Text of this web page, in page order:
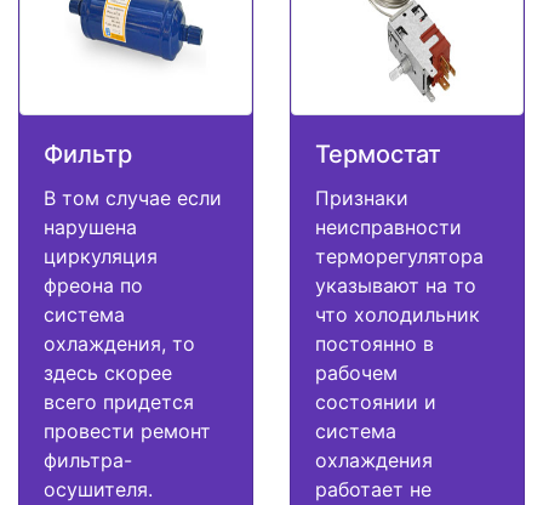
Фильтр
В том случае если
нарушена
циркуляция
фреона по
система
охлаждения, то
здесь скорее
всего придется
провести ремонт
фильтра-
осушителя.
Термостат
Признаки
неисправности
терморегулятора
указывают на то
что холодильник
постоянно в
рабочем
состоянии и
система
охлаждения
работает не